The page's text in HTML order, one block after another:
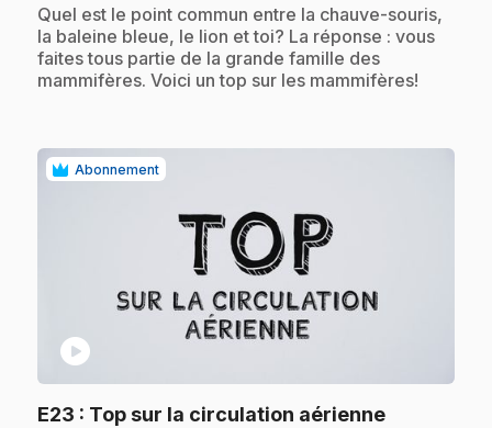
.Quel est le point commun entre la chauve-souris,
la baleine bleue, le lion et toi? La réponse : vous
faites tous partie de la grande famille des
mammifères. Voici un top sur les mammifères!
Abonnement
play_circle
E23 : Top sur la circulation aérienne.